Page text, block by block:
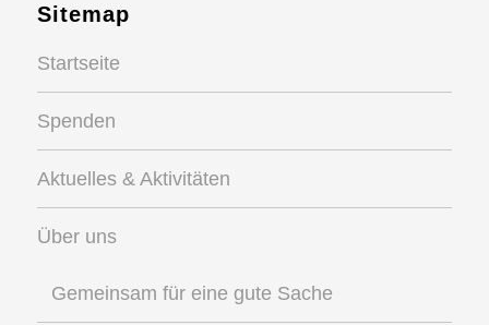
Sitemap
Startseite
Spenden
Aktuelles & Aktivitäten
Über uns
Gemeinsam für eine gute Sache